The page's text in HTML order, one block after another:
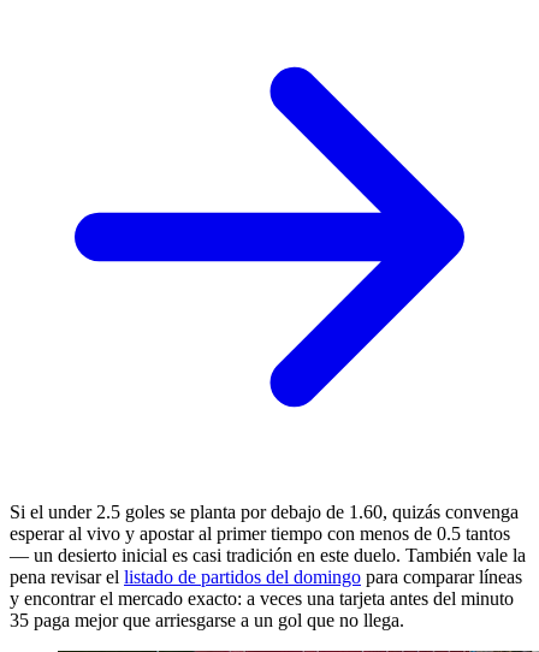
Si el under 2.5 goles se planta por debajo de 1.60, quizás convenga
esperar al vivo y apostar al primer tiempo con menos de 0.5 tantos
— un desierto inicial es casi tradición en este duelo. También vale la
pena revisar el listado de partidos del domingo para comparar líneas
y encontrar el mercado exacto: a veces una tarjeta antes del minuto
35 paga mejor que arriesgarse a un gol que no llega.